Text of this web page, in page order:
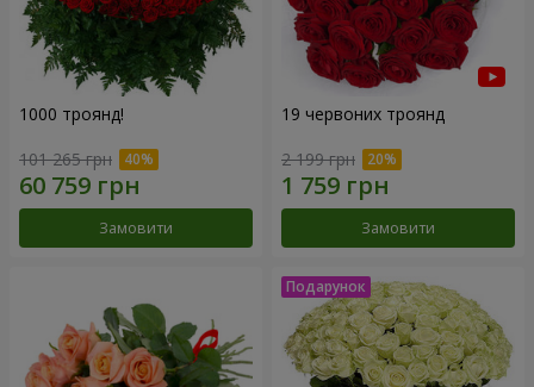
1000 троянд!
101 265 грн
Замовити
19 червоних троянд
2 199 грн
Замовити